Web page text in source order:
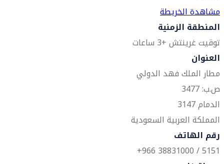
مشاهدة الخريطة
المنطقة الزمنية
توقيت غرينتش +3 ساعات
العنوان
مطار الملك فهد الدولي
ص.ب: 3477
الدمام 3147
المملكة العربية السعودية
رقم الهاتف
5151 / 38831000 966+